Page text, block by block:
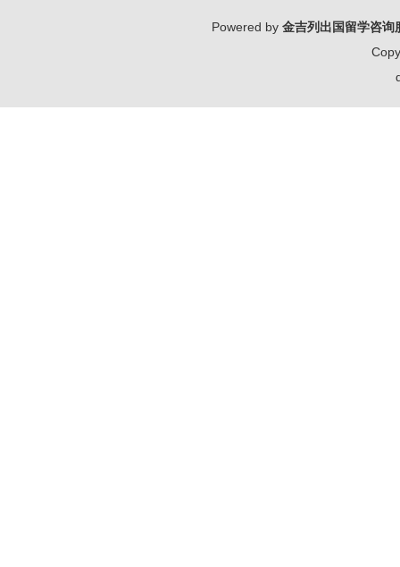
Powered by 金吉列出国留学咨询